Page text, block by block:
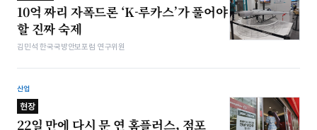
10억 짜리 자폭드론 ‘K-루카스’가 풀어야
할 진짜 숙제
김민석 한국국방안보포럼 연구위원
산업
현장
22일 만에 다시 문 연 홈플러스, 점포